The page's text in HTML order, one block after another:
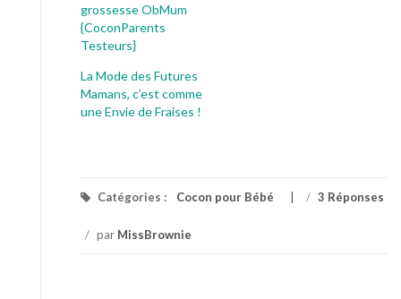
grossesse ObMum
{CoconParents
Testeurs}
La Mode des Futures
Mamans, c’est comme
une Envie de Fraises !
Catégories : Cocon pour Bébé / 3 Réponses
/ par MissBrownie